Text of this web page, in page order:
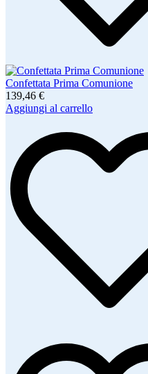
Confettata Prima Comunione
139,46 €
Aggiungi al carrello